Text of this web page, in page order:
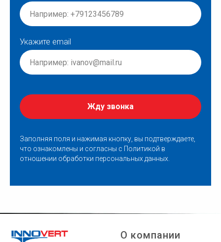
Укажите email
Жду звонка
Заполняя поля и нажимая кнопку, вы подтверждаете,
что ознакомлены и согласны с Политикой в
отношении обработки персональных данных
О компании